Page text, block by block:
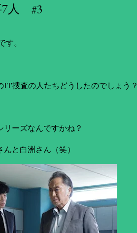
7人 #3
。
捜査の人たちどうしたのでしょう？
ーズなんですかね？
と白洲さん（笑）